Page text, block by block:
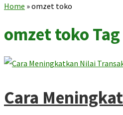
Home »omzet toko
omzet toko
Cara